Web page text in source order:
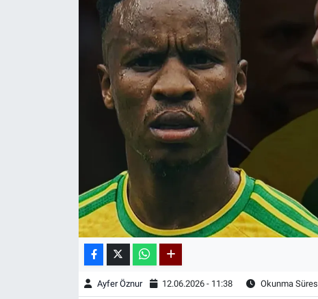
Ayfer Öznur 12.06.2026 - 11:38 Okunma
Kültür & Sanat
Yazarlar
Astroloji-Rüya